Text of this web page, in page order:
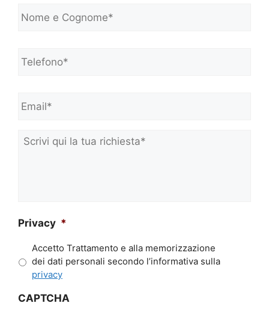
o
e
C
n
m
Scrivi
qui
Privacy *
Accetto Trattamento e alla memorizzazione
dei dati personali secondo l’informativa sulla
privacy
CAPTCHA